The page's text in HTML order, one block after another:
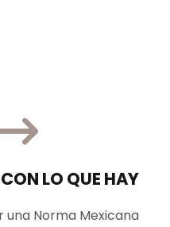
LO QUE HAY
Norma Mexicana